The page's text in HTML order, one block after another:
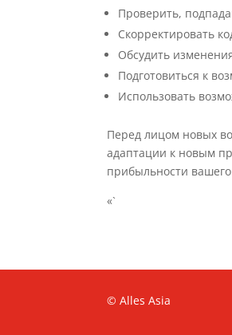
Проверить,
Скорректировать
Обсудить
Подготовиться к
Использовать
Перед лицом новых
адаптации к новым
прибыльности
«`
© Alles Asia